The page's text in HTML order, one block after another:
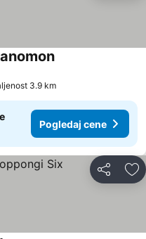
3.9 km
Pogledaj cene
Deli